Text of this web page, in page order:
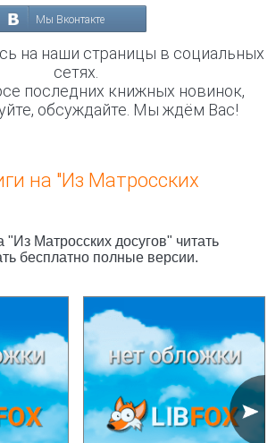
Мы Вконтакте
на наши страницы в социальных
сетях.
последних книжных новинок,
обсуждайте. Мы ждём Вас!
на "Из Матросских
"Из Матросских досугов" читать
бесплатно полные версии.